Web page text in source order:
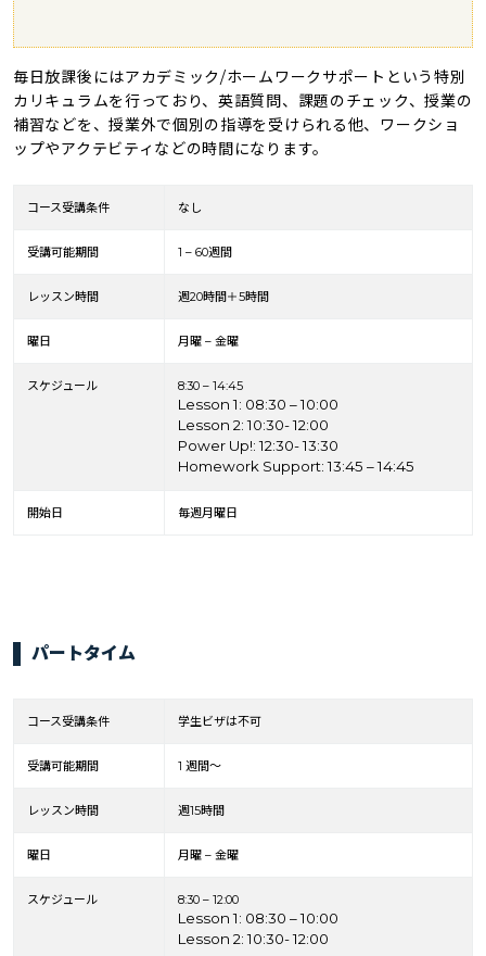
毎日放課後にはアカデミック/ホームワークサポートという特別
カリキュラムを行っており、英語質問、課題のチェック、授業の
補習などを、授業外で個別の指導を受けられる他、ワークショ
ップやアクテビティなどの時間になります。
コース受講条件 なし
受講可能期間 1 – 60週間
レッスン時間 週20時間＋5時間
曜日 月曜 – 金曜
スケジュール 8:30 – 14:45
Lesson 1: 08:30 – 10:00
Lesson 2: 10:30- 12:00
Power Up!: 12:30- 13:30
Homework Support: 13:45 – 14:45
開始日 毎週月曜日
パートタイム
コース受講条件 学生ビザは不可
受講可能期間 1 週間～
レッスン時間 週15時間
曜日 月曜 – 金曜
スケジュール 8:30 – 12:00
Lesson 1: 08:30 – 10:00
Lesson 2: 10:30- 12:00